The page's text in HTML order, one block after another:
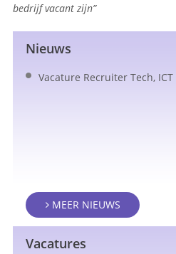
bedrijf vacant zijn”
Nieuws
MEER NIEUWS
Vacature Recruiter Tech,
Vacatures